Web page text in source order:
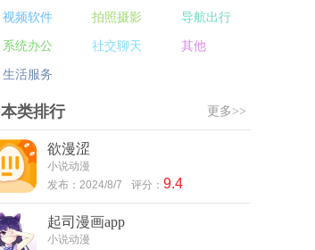
视频软件 拍照摄影 导航出行
系统办公 社交聊天 其他
生活服务
本类排行 更多>>
欲漫涩
小说动漫
发布：2024/8/7
评分： 9.4
起司漫画app
小说动漫